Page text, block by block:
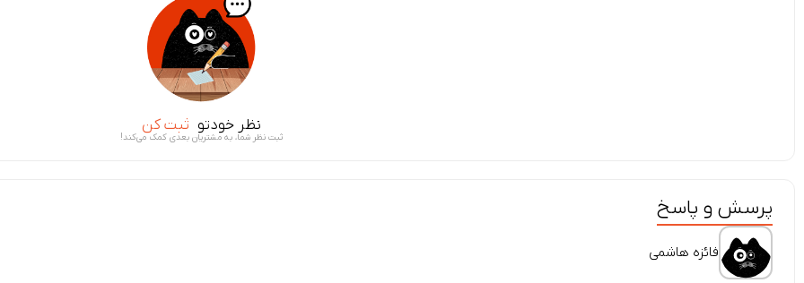
نظر خودتو ثبت کن
ثبت نظر شما، به مشتریان بعدی کمک می‌کند!
پرسش و پاسخ
فائزه هاشمی